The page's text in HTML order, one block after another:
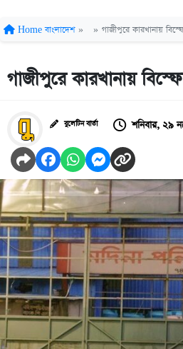
Home বাংলাদেশ » » গাজীপুরে কারখানায়
গাজীপুরে কারখানায়
বুলেটিন বার্তা শনিবার, ২৯